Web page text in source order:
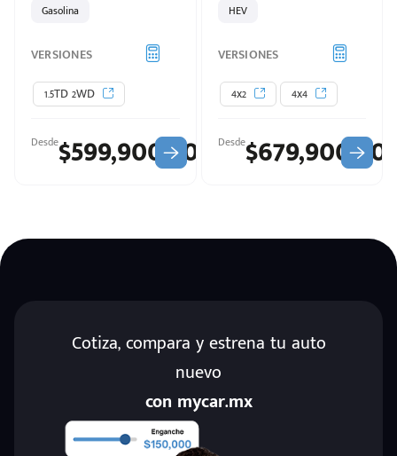
Gasolina
VERSIONES
1.5TD 2WD
$599,900.00
Desde
HEV
VERSIONES
4x2
4x4
$679,900.00
Desde
Cotiza, compara y estrena tu auto
nuevo
con mycar.mx